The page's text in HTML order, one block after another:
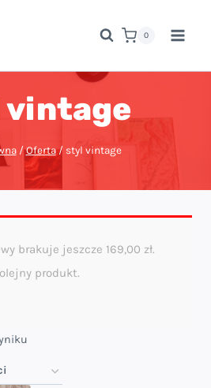
0
/ Oferta / styl vintage
brakuje jeszcze 169,00 zł.
produkt.